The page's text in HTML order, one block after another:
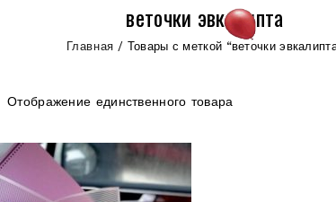
веточки эвкалипта
Главная / Товары с меткой “веточки
Отображение единственного товара